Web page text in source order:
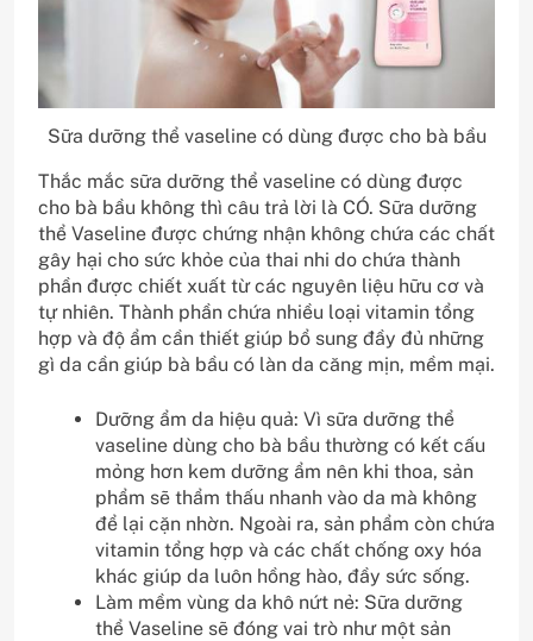
Sữa dưỡng thể vaseline có dùng được cho bà bầu
Thắc mắc sữa dưỡng thể vaseline có dùng được
cho bà bầu không thì câu trả lời là CÓ. Sữa dưỡng
thể Vaseline được chứng nhận không chứa các chất
gây hại cho sức khỏe của thai nhi do chứa thành
phần được chiết xuất từ ​​các nguyên liệu hữu cơ và
tự nhiên. Thành phần chứa nhiều loại vitamin tổng
hợp và độ ẩm cần thiết giúp bổ sung đầy đủ những
gì da cần giúp bà bầu có làn da căng mịn, mềm mại.
Dưỡng ẩm da hiệu quả: Vì sữa dưỡng thể
vaseline dùng cho bà bầu thường có kết cấu
mỏng hơn kem dưỡng ẩm nên khi thoa, sản
phẩm sẽ thẩm thấu nhanh vào da mà không
để lại cặn nhờn. Ngoài ra, sản phẩm còn chứa
vitamin tổng hợp và các chất chống oxy hóa
khác giúp da luôn hồng hào, đầy sức sống.
Làm mềm vùng da khô nứt nẻ: Sữa dưỡng
thể Vaseline sẽ đóng vai trò như một sản